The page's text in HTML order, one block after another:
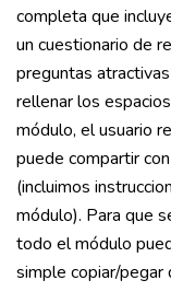
completa que
un cuestionario de
preguntas
rellenar los
módulo, el usuario
puede compartir
(incluimos
módulo). Para que
todo el módulo
simple copiar/pegar